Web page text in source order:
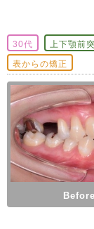
30代 上下顎前突
表からの矯正
Before